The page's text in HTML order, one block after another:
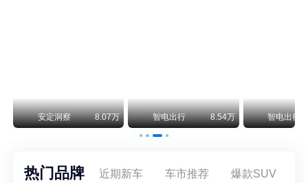
安定洞察 8.07万 智电出行 8.54万 智电出行
热门品牌 近期新车 车市推荐 爆款SUV